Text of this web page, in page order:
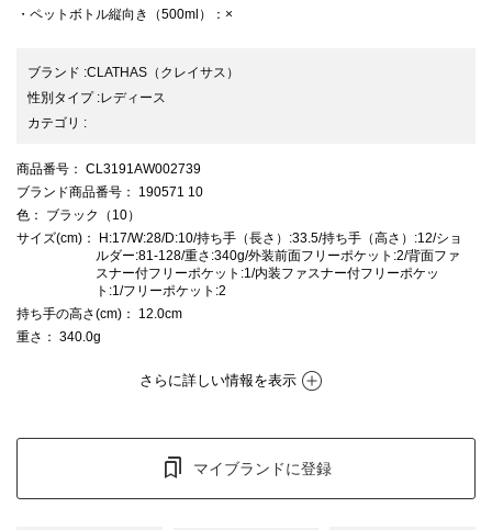
・ペットボトル縦向き（500ml）：×
ブランド :CLATHAS （クレイサス）
性別タイプ:レディース
カテゴリ :
商品番号 ： CL3191AW002739
ブランド商品番号 ： 190571 10
色 ： ブラック（10）
サイズ(cm) ： H:17/W:28/D:10/持ち手（長さ）:33.5/持ち手（高さ）:12/ショ
ルダー:81-128/重さ:340g/外装前面フリーポケット:2/背面ファ
スナー付フリーポケット:1/内装ファスナー付フリーポケッ
ト:1/フリーポケット:2
持ち手の高さ(cm) ： 12.0cm
重さ ： 340.0g
さらに詳しい情報を表示
マイブランドに登録